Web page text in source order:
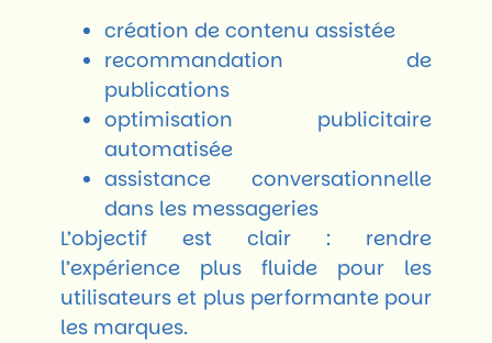
création de contenu assistée
recommandation de
publications
optimisation publicitaire
automatisée
assistance conversationnelle
dans les messageries
L’objectif est clair : rendre
l’expérience plus fluide pour les
utilisateurs et plus performante pour
les marques.